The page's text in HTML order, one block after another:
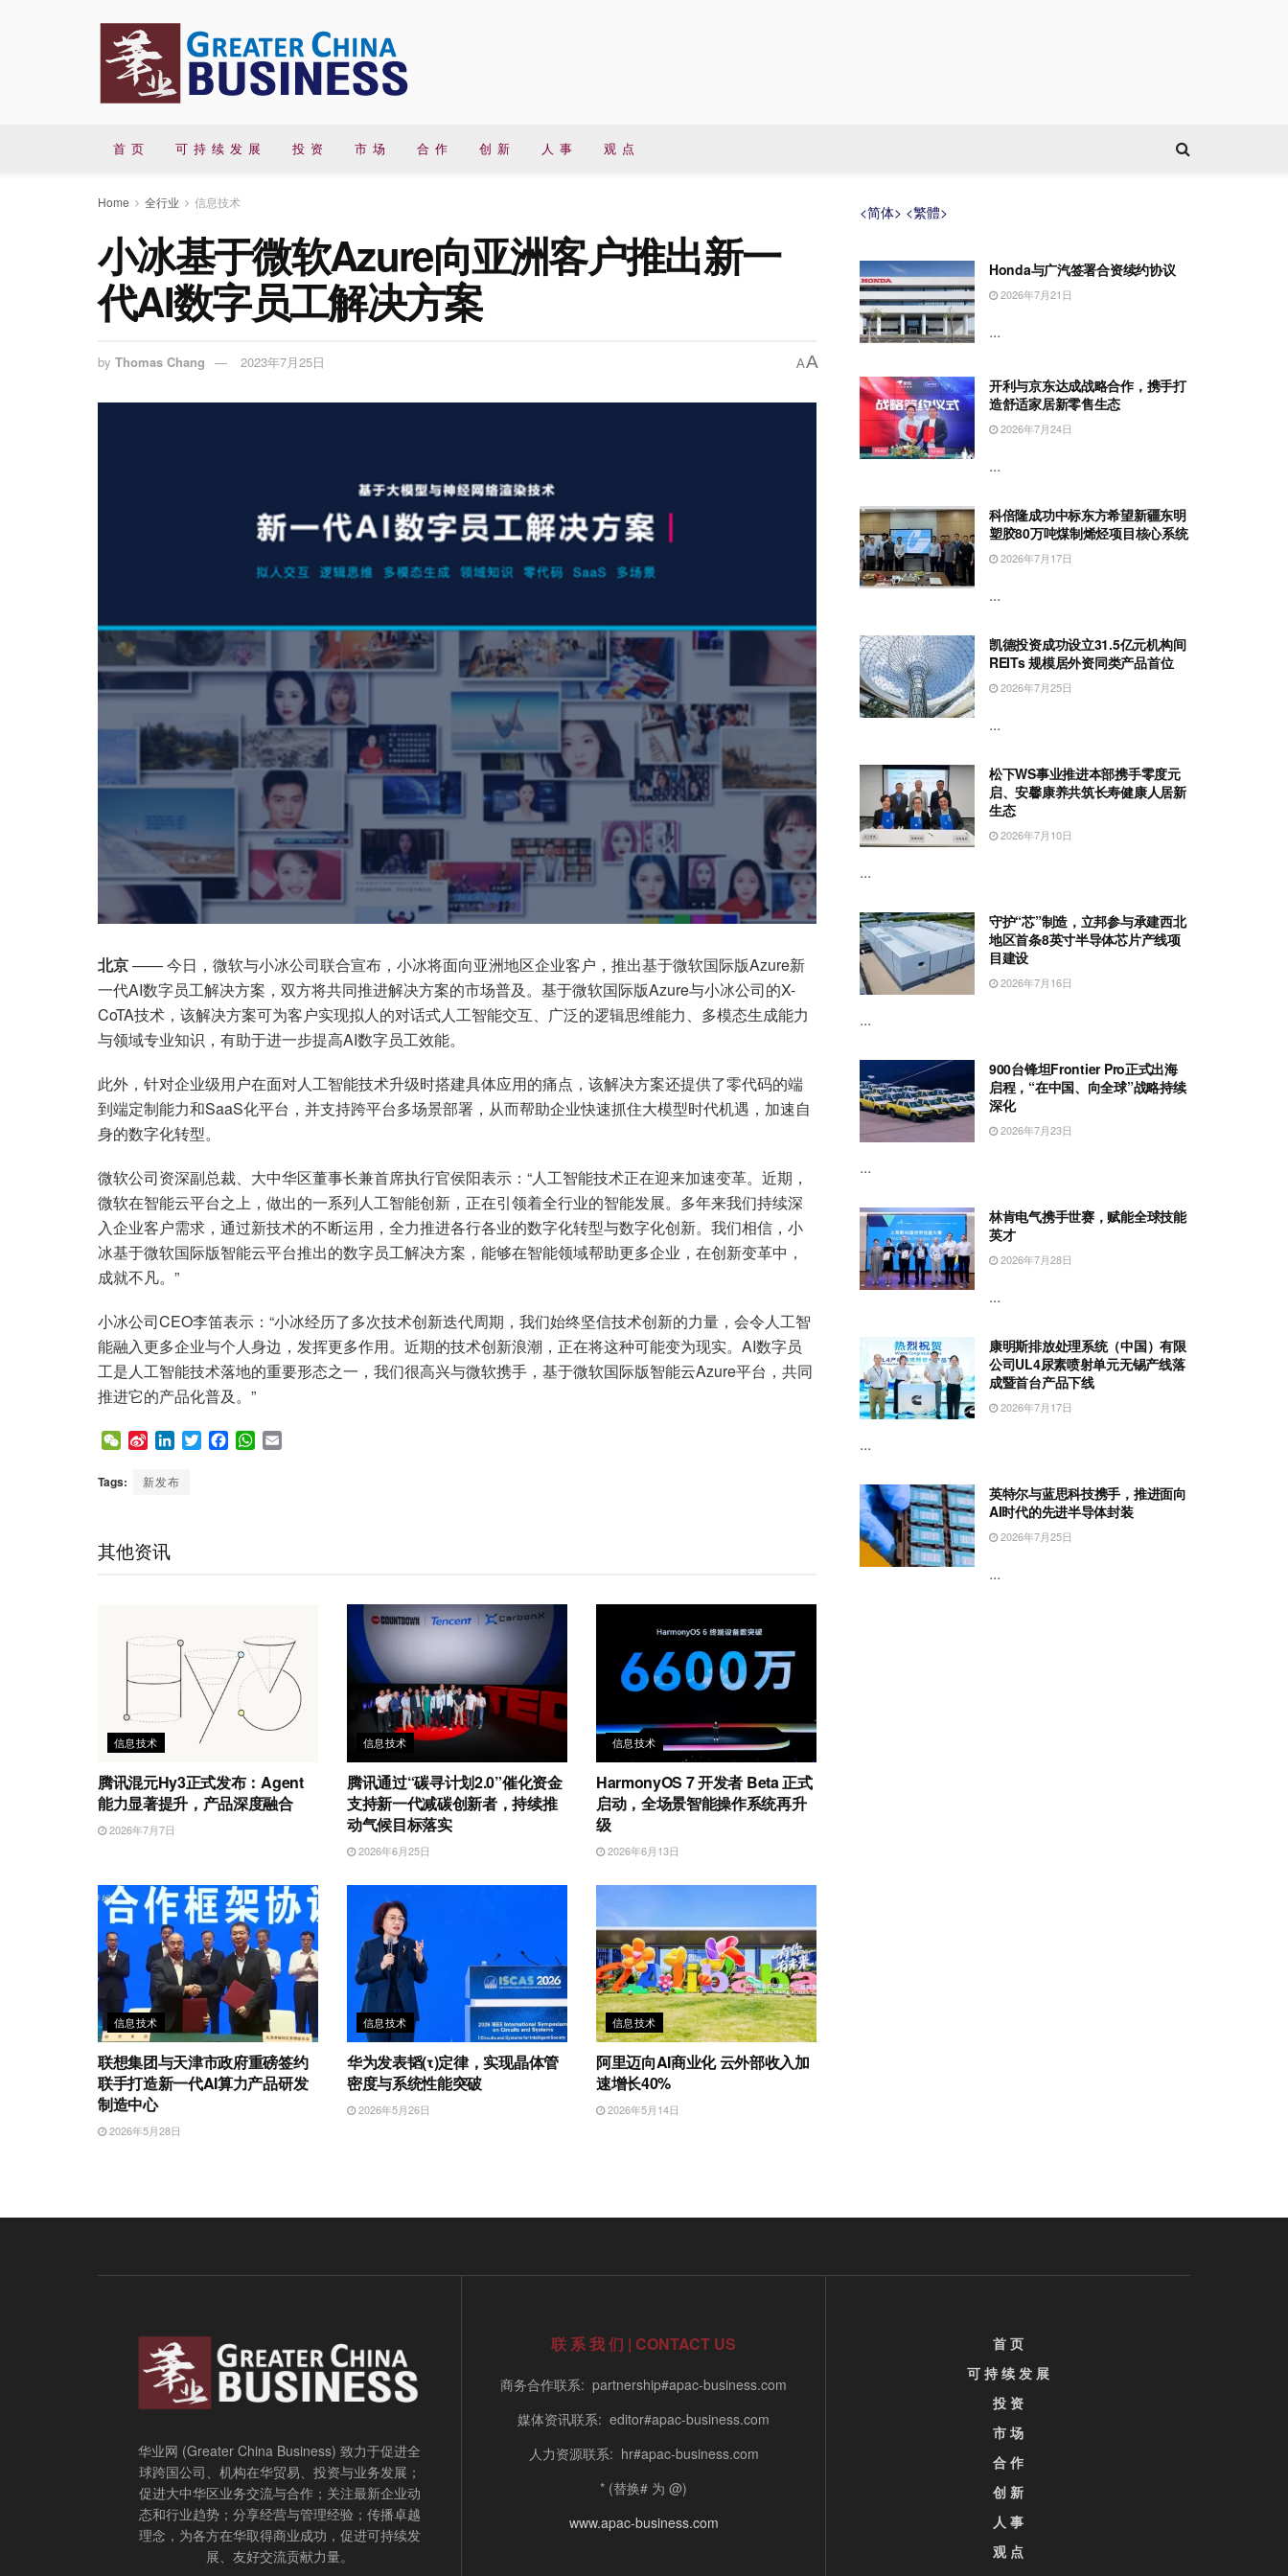
首 页 可 持 续 发 展 投 资 市 场 合 作 创 新 人 事 观 点
Home 全行业 信息技术
小冰基于微软Azure向亚洲客户推出新一
代AI数字员工解决方案
by Thomas Chang 2023年7月25日 AA
北京—— 今日，微软与小冰公司联合宣布，小冰将面向亚洲地区企业客户，推出基于微软国际版Azure新
一代AI数字员工解决方案，双方将共同推进解决方案的市场普及。基于微软国际版Azure与小冰公司的X-
CoTA技术，该解决方案可为客户实现拟人的对话式人工智能交互、广泛的逻辑思维能力、多模态生成能力
与领域专业知识，有助于进一步提高AI数字员工效能。
此外，针对企业级用户在面对人工智能技术升级时搭建具体应用的痛点，该解决方案还提供了零代码的端
到端定制能力和SaaS化平台，并支持跨平台多场景部署，从而帮助企业快速抓住大模型时代机遇，加速自
身的数字化转型。
微软公司资深副总裁、大中华区董事长兼首席执行官侯阳表示：“人工智能技术正在迎来加速变革。近期，
微软在智能云平台之上，做出的一系列人工智能创新，正在引领着全行业的智能发展。多年来我们持续深
入企业客户需求，通过新技术的不断运用，全力推进各行各业的数字化转型与数字化创新。我们相信，小
冰基于微软国际版智能云平台推出的数字员工解决方案，能够在智能领域帮助更多企业，在创新变革中，
成就不凡。”
小冰公司CEO李笛表示：“小冰经历了多次技术创新迭代周期，我们始终坚信技术创新的力量，会令人工智
能融入更多企业与个人身边，发挥更多作用。近期的技术创新浪潮，正在将这种可能变为现实。AI数字员
工是人工智能技术落地的重要形态之一，我们很高兴与微软携手，基于微软国际版智能云Azure平台，共同
推进它的产品化普及。”
W
C
S
n
i
L
n
T
F
W
Tags: 新发布
其他资讯
信息技术
腾讯混元Hy3正式发布：Agent
能力显著提升，产品深度融合
2026年7月7日
信息技术
腾讯通过“碳寻计划2.0”催化资金
支持新一代减碳创新者，持续推
动气候目标落实
2026年6月25日
信息技术
HarmonyOS 7 开发者 Beta 正式
启动，全场景智能操作系统再升
级
2026年6月13日
信息技术
联想集团与天津市政府重磅签约
联手打造新一代AI算力产品研发
制造中心
2026年5月28日
信息技术
华为发表韬(τ)定律，实现晶体管
密度与系统性能突破
2026年5月26日
信息技术
阿里迈向AI商业化 云外部收入加
速增长40%
2026年5月14日
<简体> <繁體>
Honda与广汽签署合资续约协议
2026年7月21日
...
开利与京东达成战略合作，携手打
造舒适家居新零售生态
2026年7月24日
...
科倍隆成功中标东方希望新疆东明
塑胶80万吨煤制烯烃项目核心系统
2026年7月17日
...
凯德投资成功设立31.5亿元机构间
REITs 规模居外资同类产品首位
2026年7月25日
...
松下WS事业推进本部携手零度元
启、安馨康养共筑长寿健康人居新
生态
2026年7月10日
...
守护“芯”制造，立邦参与承建西北
地区首条8英寸半导体芯片产线项
目建设
2026年7月16日
...
900台锋坦Frontier Pro正式出海
启程，“在中国、向全球”战略持续
深化
2026年7月23日
...
林肯电气携手世赛，赋能全球技能
英才
2026年7月28日
...
康明斯排放处理系统（中国）有限
公司UL4尿素喷射单元无锡产线落
成暨首台产品下线
2026年7月17日
...
英特尔与蓝思科技携手，推进面向
AI时代的先进半导体封装
2026年7月25日
...
华业网 (Greater China Business) 致力于促进全
球跨国公司、机构在华贸易、投资与业务发展；
促进大中华区业务交流与合作；关注最新企业动
态和行业趋势；分享经营与管理经验；传播卓越
理念，为各方在华取得商业成功，促进可持续发
展、友好交流贡献力量。
联 系 我 们 | CONTACT US
商务合作联系: partnership#apac-business.com
媒体资讯联系: editor#apac-business.com
人力资源联系: hr#apac-business.com
* (替换# 为 @)
www.apac-business.com
首 页
可 持 续 发 展
投 资
市 场
合 作
创 新
人 事
观 点